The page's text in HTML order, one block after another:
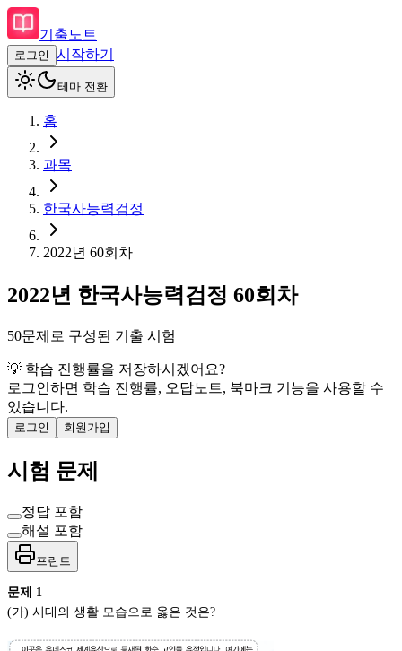
기출노트
로그인 시작하기
테마 전환
홈
과목
한국사능력검정
2022년 60회차
2022년 한국사능력검정 60회차
50문제로 구성된 기출 시험
💡 학습 진행률을 저장하시겠어요?
로그인하면 학습 진행률, 오답노트, 북마크 기능을 사용할 수
있습니다.
로그인 회원가입
시험 문제
정답 포함
해설 포함
프린트
문제 1
(가) 시대의 생활 모습으로 옳은 것은?